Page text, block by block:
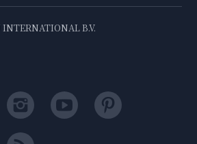
B.V.